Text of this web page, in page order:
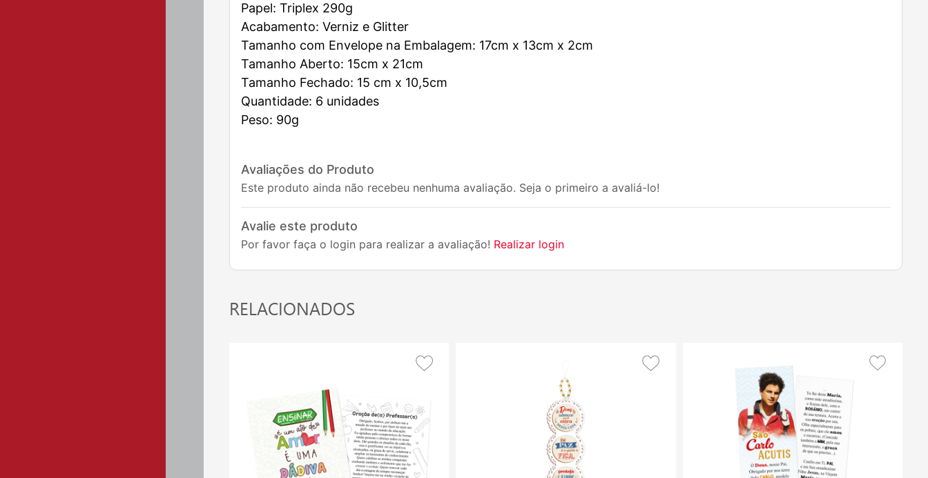
Papel: Triplex 290g
Acabamento: Verniz e Glitter
Tamanho com Envelope na Embalagem: 17cm x 13cm x 2cm
Tamanho Aberto: 15cm x 21cm
Tamanho Fechado: 15 cm x 10,5cm
Quantidade: 6 unidades
Peso: 90g
Avaliações do Produto
Este produto ainda não recebeu nenhuma avaliação. Seja o primeiro a avaliá-lo!
Avalie este produto
Por favor faça o login para realizar a avaliação! Realizar login
RELACIONADOS